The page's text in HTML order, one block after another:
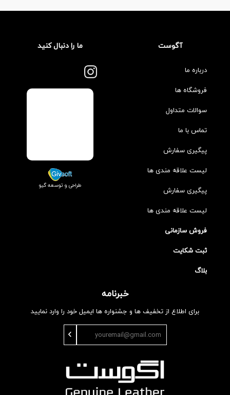
آگوست
درباره ما
فروشگاه ها
سوالات متداول
تماس با ما
پیگیری سفارش
لیست علاقه مندی ها
پیگیری سفارش
لیست علاقه مندی ها
فروش سازمانی
ثبت شکایت
بلاگ
ما را دنبال کنید
طراحی و توسعه گیو
خبرنامه
برای اطلاع از تخفیف ها و جشنواره ها ایمیل خود را وارد نمایید